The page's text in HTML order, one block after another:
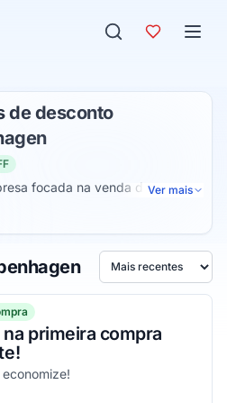
de desconto
focada na venda de
de trezentos e tens esta loja
e colombas pascais),
(panetone, chocotone etc).
Ver mais
de 1 a 5 estrelas
Ordenar por
primeira compra